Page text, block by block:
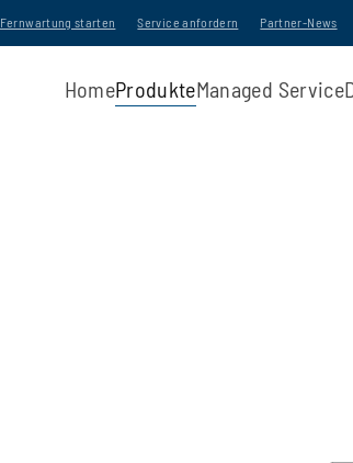
Fernwartung starten Service anfordern Partner-News
HomeProdukteManaged Service